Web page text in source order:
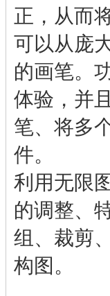
正，从而
可以从庞
的画笔。
体验，并
笔、将多
件。
利用无限
的调整、
组、裁剪
构图。